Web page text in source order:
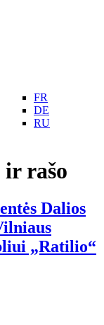
FR
DE
RU
rašo
Dalios
„Ratilio“